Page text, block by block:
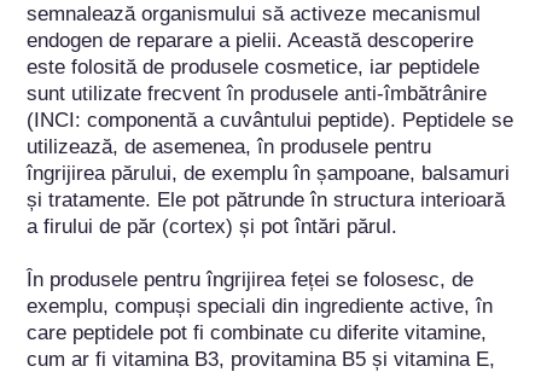
semnalează organismului să activeze mecanismul
endogen de reparare a pielii. Această descoperire
este folosită de produsele cosmetice, iar peptidele
sunt utilizate frecvent în produsele anti-îmbătrânire
(INCI: componentă a cuvântului peptide). Peptidele se
utilizează, de asemenea, în produsele pentru
îngrijirea părului, de exemplu în șampoane, balsamuri
și tratamente. Ele pot pătrunde în structura interioară
a firului de păr (cortex) și pot întări părul.
În produsele pentru îngrijirea feței se folosesc, de
exemplu, compuși speciali din ingrediente active, în
care peptidele pot fi combinate cu diferite vitamine,
cum ar fi vitamina B3, provitamina B5 și vitamina E,